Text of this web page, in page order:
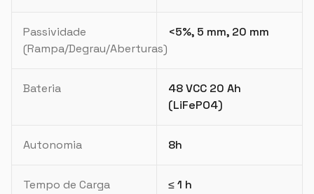
Passividade
(Rampa/Degrau/Aberturas)
<5%, 5 mm, 20 mm
Bateria
48 VCC 20 Ah
(LiFePO4)
Autonomia 8h
Tempo de Carga ≤ 1 h